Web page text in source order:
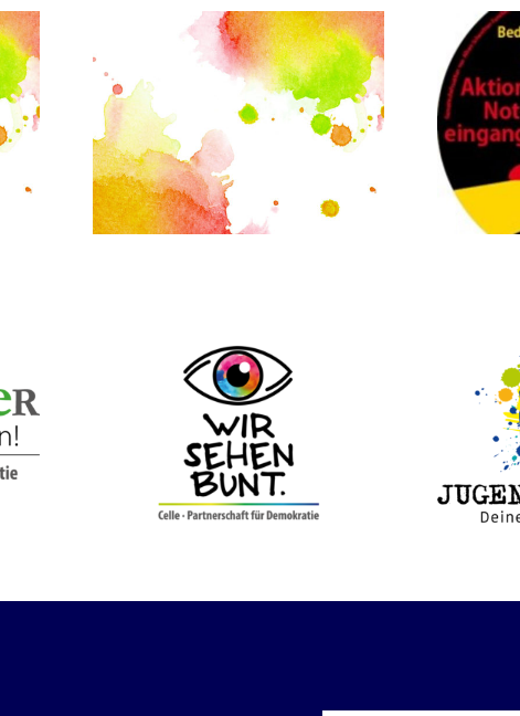
Extremismus hat
viele Gesichter